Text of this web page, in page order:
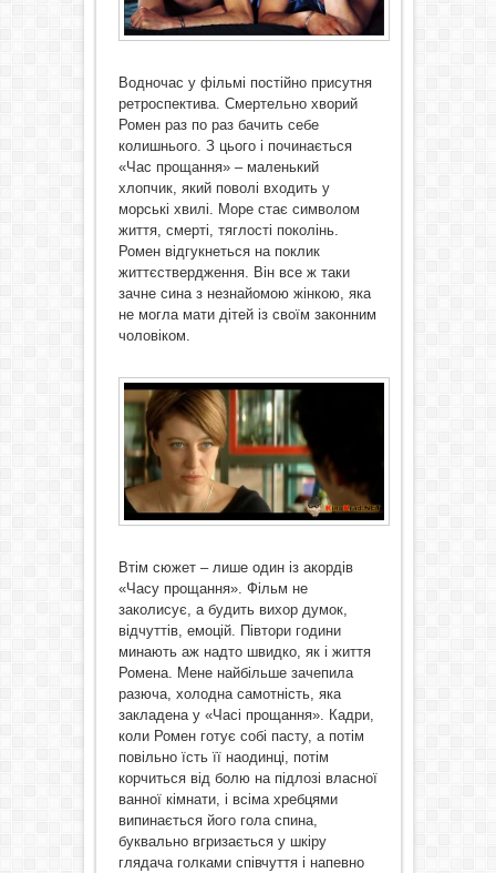
Водночас у фільмі постійно присутня
ретроспектива. Смертельно хворий
Ромен раз по раз бачить себе
колишнього. З цього і починається
«Час прощання» – маленький
хлопчик, який поволі входить у
морські хвилі. Море стає символом
життя, смерті, тяглості поколінь.
Ромен відгукнеться на поклик
життєствердження. Він все ж таки
зачне сина з незнайомою жінкою, яка
не могла мати дітей із своїм законним
чоловіком.
Втім сюжет – лише один із акордів
«Часу прощання». Фільм не
заколисує, а будить вихор думок,
відчуттів, емоцій. Півтори години
минають аж надто швидко, як і життя
Ромена. Мене найбільше зачепила
разюча, холодна самотність, яка
закладена у «Часі прощання». Кадри,
коли Ромен готує собі пасту, а потім
повільно їсть її наодинці, потім
корчиться від болю на підлозі власної
ванної кімнати, і всіма хребцями
випинається його гола спина,
буквально вгризається у шкіру
глядача голками співчуття і напевно